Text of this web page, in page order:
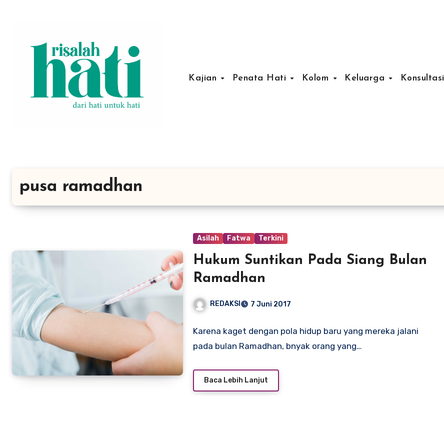
Kajian Penata Hati Kolom Keluarga Konsultasi
pusa ramadhan
Asilah Fatwa Terkini
Hukum Suntikan Pada Siang Bulan
Ramadhan
REDAKSI 7 Juni 2017
Karena kaget dengan pola hidup baru yang mereka jalani
pada bulan Ramadhan, bnyak orang yang…
Baca Lebih Lanjut